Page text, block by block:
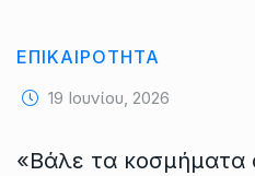
ΕΠΙΚΑΙΡΟΤΗΤΑ
19 Ιουνίου, 2026
«Βάλε τα κοσμήματα